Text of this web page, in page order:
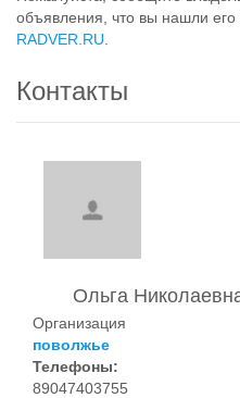
объявления, что вы нашли его
RADVER.RU
Контакты
Ольга
Организация
поволжье
Телефоны:
89047403755